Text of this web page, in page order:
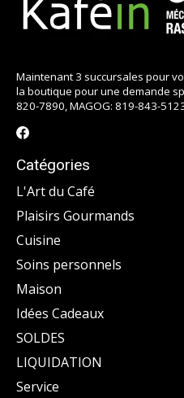
Maintenant 3 succursales pour
la boutique pour une demande
820-7890, MAGOG: 819-843-
Catégories
L'Art du Café
Plaisirs Gourmands
Cuisine
Soins personnels
Maison
Idées Cadeaux
SOLDES
LIQUIDATION
Service